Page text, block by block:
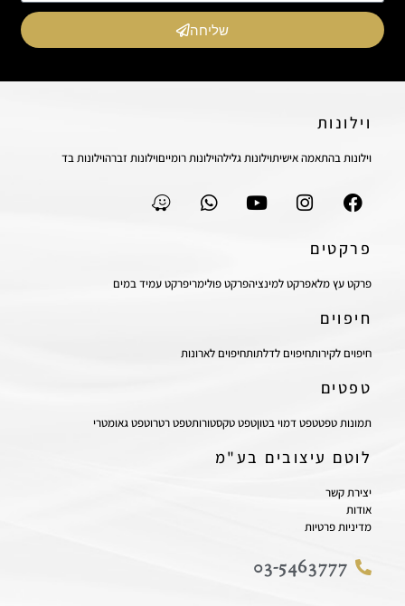
שליחה
וילונות
וילונות בהתאמה אישיתוילונות גלילהוילונות רומייםוילונות זברהוילונות בד
פרקטים
פרקט עץ מלאפרקט למינציהפרקט פולימריפרקט עמיד במים
חיפוים
חיפוים לקירותחיפוים לדלתותחיפוים לארונות
טפטים
תמונות טפטטפט דמוי בטוןטפט טקסטורותטפט רטרוטפט גאומטרי
לוטם עיצובים בע"מ
יצירת קשר
אודות
מדיניות פרטיות
03-5463777